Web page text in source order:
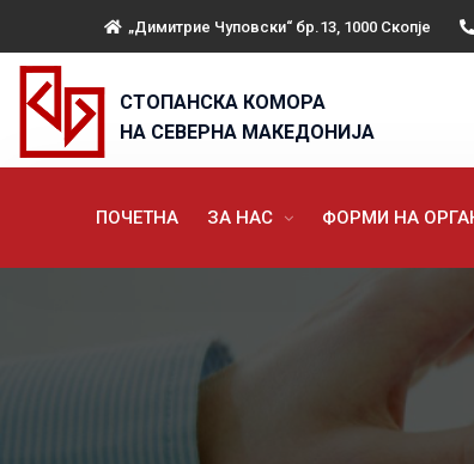
„Димитрие Чуповски“ бр.13, 1000 Скопје
СТОПАНСКА КОМОРА
НА СЕВЕРНА МАКЕДОНИЈА
ПОЧЕТНА ЗА НАС ФОРМИ НА